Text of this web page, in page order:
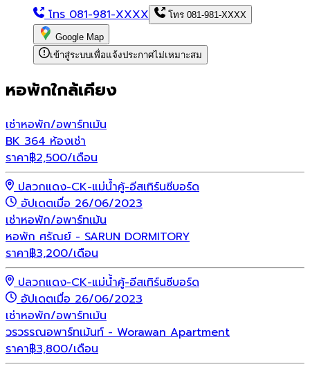
โทร 081-981-XXXX โทร 081-981-XXXX
Google Map
เข้าสู่ระบบเพื่อแจ้งประกาศไม่เหมาะสม
หอพักใกล้เคียง
เช่าหอพัก/อพาร์ทเม้น
BK 364 ห้องเช่า
ราคา฿2,500/เดือน
ปลวกแดง-CK-แม่น้ำคู้-อีสเทิร์นซีบอร์ด
อัปเดตเมื่อ 26/06/2023
เช่าหอพัก/อพาร์ทเม้น
หอพัก ศรัณย์ - SARUN DORMITORY
ราคา฿3,200/เดือน
ปลวกแดง-CK-แม่น้ำคู้-อีสเทิร์นซีบอร์ด
อัปเดตเมื่อ 26/06/2023
เช่าหอพัก/อพาร์ทเม้น
วรวรรณอพาร์ทเม้นท์ - Worawan Apartment
ราคา฿3,800/เดือน